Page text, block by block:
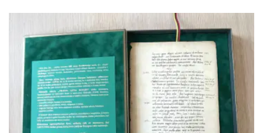
kokybišką, bet netinkamu būdu. Tas pats galioja
ir šviežiai mėsai“, – patarimais dalijasi maisto
technologė.
Pieno produktai – ne liesi
Aktualios naujienos